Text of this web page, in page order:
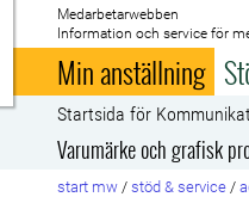
Till startsida
Medarbetarwebben
Information och service för
Min anställning
Startsida för
Varumärke och grafisk
start mw / stöd & service /